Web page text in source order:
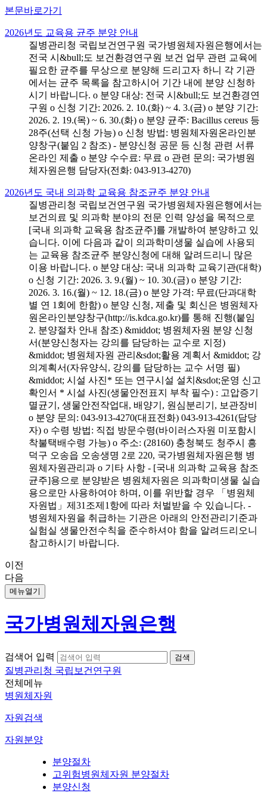
본문바로가기
2026년도 교육용 균주 분양 안내
질병관리청 국립보건연구원 국가병원체자원은행에서는
전국 시&bull;도 보건환경연구원 보건 업무 관련 교육에
필요한 균주를 무상으로 분양해 드리고자 하니 각 기관
에서는 균주 목록을 참고하시어 기간 내에 분양 신청하
시기 바랍니다. o 분양 대상: 전국 시&bull;도 보건환경연
구원 o 신청 기간: 2026. 2. 10.(화) ~ 4. 3.(금) o 분양 기간:
2026. 2. 19.(목) ~ 6. 30.(화) o 분양 균주: Bacillus cereus 등
28주(선택 신청 가능) o 신청 방법: 병원체자원온라인분
양창구(붙임 2 참조) - 분양신청 공문 등 신청 관련 서류
온라인 제출 o 분양 수수료: 무료 o 관련 문의: 국가병원
체자원은행 담당자(전화: 043-913-4270)
2026년도 국내 의과학 교육용 참조균주 분양 안내
질병관리청 국립보건연구원 국가병원체자원은행에서는
보건의료 및 의과학 분야의 전문 인력 양성을 목적으로
[국내 의과학 교육용 참조균주]를 개발하여 분양하고 있
습니다. 이에 다음과 같이 의과학미생물 실습에 사용되
는 교육용 참조균주 분양신청에 대해 알려드리니 많은
이용 바랍니다. o 분양 대상: 국내 의과학 교육기관(대학)
o 신청 기간: 2026. 3. 9.(월) ~ 10. 30.(금) o 분양 기간:
2026. 3. 16.(월) ~ 12. 18.(금) o 분양 가격: 무료(단과대학
별 연 1회에 한함) o 분양 신청, 제출 및 회신은 병원체자
원온라인분양창구(http://is.kdca.go.kr)를 통해 진행(붙임
2. 분양절차 안내 참조) &middot; 병원체자원 분양 신청
서(분양신청자는 강의를 담당하는 교수로 지정)
&middot; 병원체자원 관리&sdot;활용 계획서 &middot; 강
의계획서(자유양식, 강의를 담당하는 교수 서명 필)
&middot; 시설 사진* 또는 연구시설 설치&sdot;운영 신고
확인서 * 시설 사진(생물안전표지 부착 필수) : 고압증기
멸균기, 생물안전작업대, 배양기, 원심분리기, 보관장비
o 분양 문의: 043-913-4270(대표전화) 043-913-4261(담당
자) o 수령 방법: 직접 방문수령(바이러스자원 미포함시
착불택배수령 가능) o 주소: (28160) 충청북도 청주시 흥
덕구 오송읍 오송생명 2로 220, 국가병원체자원은행 병
원체자원관리과 o 기타 사항 - [국내 의과학 교육용 참조
균주]용으로 분양받은 병원체자원은 의과학미생물 실습
용으로만 사용하여야 하며, 이를 위반할 경우 「병원체
자원법」제31조제1항에 따라 처벌받을 수 있습니다. -
병원체자원을 취급하는 기관은 아래의 안전관리기준과
실험실 생물안전수칙을 준수하셔야 함을 알려드리오니
참고하시기 바랍니다.
이전
다음
메뉴열기
국가병원체자원은행
검색어 입력
질병관리청 국립보건연구원
전체메뉴
병원체자원
자원검색
자원분양
분양절차
고위험병원체자원 분양절차
분양신청